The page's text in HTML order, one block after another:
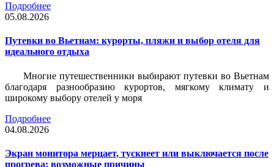
Подробнее
05.08.2026
Путевки во Вьетнам: курорты, пляжи и выбор отеля для
идеального отдыха
Многие путешественники выбирают путевки во Вьетнам
благодаря разнообразию курортов, мягкому климату и
широкому выбору отелей у моря
Подробнее
04.08.2026
Экран монитора мерцает, тускнеет или выключается после
прогрева: возможные причины